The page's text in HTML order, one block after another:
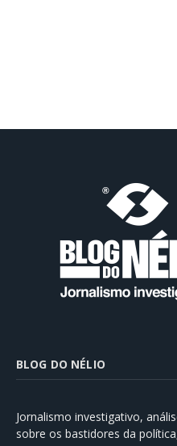
BLOG DO NÉLIO
Jornalismo investigativo,
sobre os bastidores da